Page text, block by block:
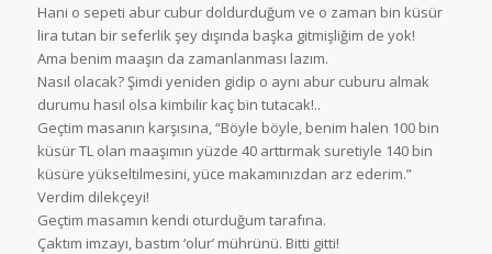
Hani o sepeti abur cubur doldurduğum ve o zaman bin küsür
lira tutan bir seferlik şey dışında başka gitmişliğim de yok!
Ama benim maaşın da zamanlanması lazım.
Nasıl olacak? Şimdi yeniden gidip o aynı abur cuburu almak
durumu hasıl olsa kimbilir kaç bin tutacak!..
Geçtim masanın karşısına, “Böyle böyle, benim halen 100 bin
küsür TL olan maaşımın yüzde 40 arttırmak suretiyle 140 bin
küsüre yükseltilmesini, yüce makamınızdan arz ederim.”
Verdim dilekçeyi!
Geçtim masamın kendi oturduğum tarafına.
Çaktım imzayı, bastım ‘olur’ mührünü. Bitti gitti!